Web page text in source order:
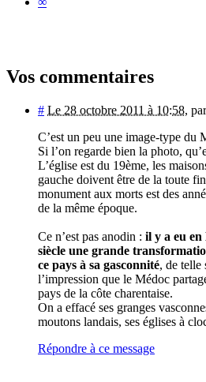
Vos commentaires
# Le 28 octobre 2011 à 10:58,
C’est un peu une image-type du
Si l’on regarde bien la photo,
L’église est du 19ème, les
gauche doivent être de la toute
monument aux morts est des
de la même époque.
Ce n’est pas anodin : il y a eu
siècle une grande
ce pays à sa gasconnité, de telle
l’impression que le Médoc
pays de la côte charentaise.
On a effacé ses granges
moutons landais, ses églises à
Répondre à ce message